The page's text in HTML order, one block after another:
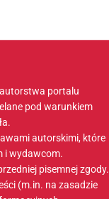
autorstwa portalu
pod warunkiem
autorskimi, które
i wydawcom.
pisemnej zgody.
(m.in. na zasadzie